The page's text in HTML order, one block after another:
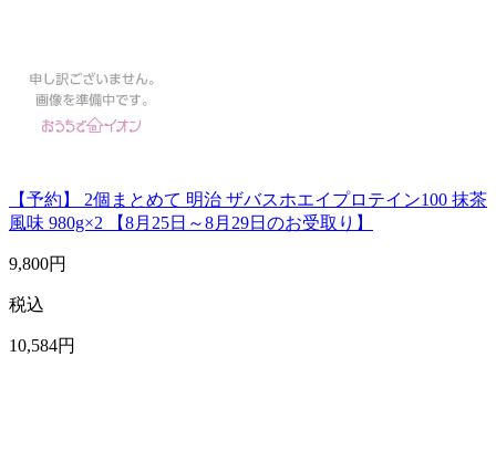
【予約】 2個まとめて 明治 ザバスホエイプロテイン100 抹茶
風味 980g×2 【8月25日～8月29日のお受取り】
9,800円
税込
10,584円